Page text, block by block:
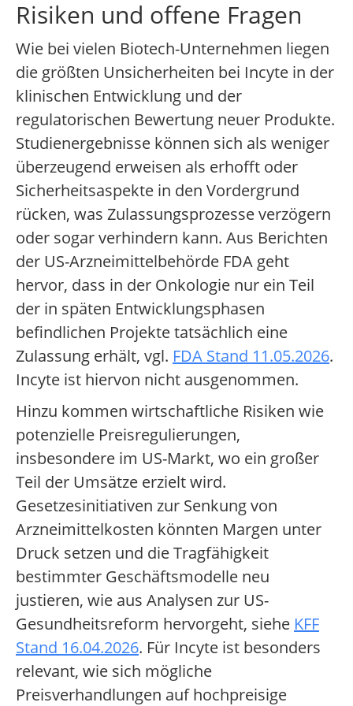
Risiken und offene Fragen
Wie bei vielen Biotech-Unternehmen liegen
die größten Unsicherheiten bei Incyte in der
klinischen Entwicklung und der
regulatorischen Bewertung neuer Produkte.
Studienergebnisse können sich als weniger
überzeugend erweisen als erhofft oder
Sicherheitsaspekte in den Vordergrund
rücken, was Zulassungsprozesse verzögern
oder sogar verhindern kann. Aus Berichten
der US-Arzneimittelbehörde FDA geht
hervor, dass in der Onkologie nur ein Teil
der in späten Entwicklungsphasen
befindlichen Projekte tatsächlich eine
Zulassung erhält, vgl. FDA Stand 11.05.2026.
Incyte ist hiervon nicht ausgenommen.
Hinzu kommen wirtschaftliche Risiken wie
potenzielle Preisregulierungen,
insbesondere im US-Markt, wo ein großer
Teil der Umsätze erzielt wird.
Gesetzesinitiativen zur Senkung von
Arzneimittelkosten könnten Margen unter
Druck setzen und die Tragfähigkeit
bestimmter Geschäftsmodelle neu
justieren, wie aus Analysen zur US-
Gesundheitsreform hervorgeht, siehe KFF
Stand 16.04.2026. Für Incyte ist besonders
relevant, wie sich mögliche
Preisverhandlungen auf hochpreisige